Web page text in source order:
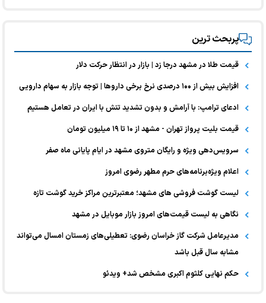
پربحث ترین
قیمت طلا در مشهد درجا زد | بازار در انتظار حرکت دلار
افزایش بیش از ۱۰۰ درصدی نرخ برخی داروها | توجه بازار به سهام دارویی
ادعای ترامپ: با آرامش و بدون تشدید تنش با ایران در تعامل هستیم
قیمت بلیت پرواز تهران - مشهد از ۱۰ تا ۱۹ میلیون تومان
سرویس‌دهی ویژه و رایگان متروی مشهد در ایام پایانی ماه صفر
اعلام ویژه‌برنامه‌های حرم مطهر رضوی امروز
لیست گوشت فروشی های مشهد؛ معتبرترین مراکز خرید گوشت تازه
نگاهی به لیست قیمت‌های امروز بازار موبایل در مشهد
مدیرعامل شرکت گاز خراسان رضوی: تعطیلی‌های زمستان امسال می‌تواند
مشابه سال قبل باشد
حکم نهایی کلثوم اکبری مشخص شد+ ویدئو